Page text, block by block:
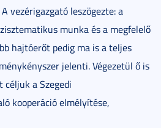
vezérigazgató leszögezte: a
munka és a megfelelő
hajtóerőt pedig ma is a teljes
jelenti. Végezetül ő is
a Szegedi
kooperáció elmélyítése,